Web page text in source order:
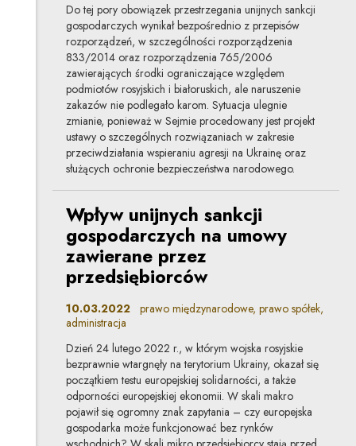
Do tej pory obowiązek przestrzegania unijnych sankcji
gospodarczych wynikał bezpośrednio z przepisów
rozporządzeń, w szczególności rozporządzenia
833/2014 oraz rozporządzenia 765/2006
zawierających środki ograniczające względem
podmiotów rosyjskich i białoruskich, ale naruszenie
zakazów nie podlegało karom. Sytuacja ulegnie
zmianie, ponieważ w Sejmie procedowany jest projekt
ustawy o szczególnych rozwiązaniach w zakresie
przeciwdziałania wspieraniu agresji na Ukrainę oraz
służących ochronie bezpieczeństwa narodowego.
Wpływ unijnych sankcji
gospodarczych na umowy
zawierane przez
przedsiębiorców
10.03.2022 prawo międzynarodowe, prawo spółek,
administracja
Dzień 24 lutego 2022 r., w którym wojska rosyjskie
bezprawnie wtargnęły na terytorium Ukrainy, okazał się
początkiem testu europejskiej solidarności, a także
odporności europejskiej ekonomii. W skali makro
pojawił się ogromny znak zapytania – czy europejska
gospodarka może funkcjonować bez rynków